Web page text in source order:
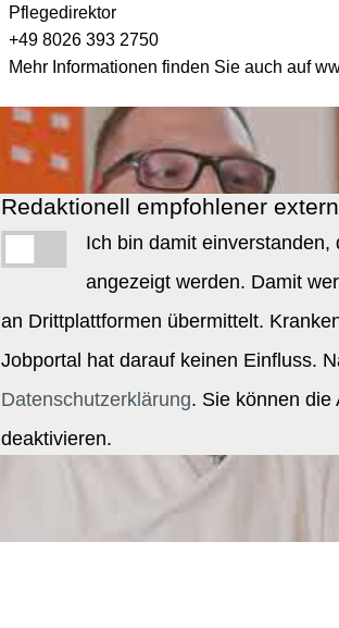
Pflegedirektor
+49 8026 393 2750
Mehr Informationen finden Sie auch auf
Redaktionell empfohlener
Ich bin damit
angezeigt werden. Damit
an Drittplattformen übermittelt.
Jobportal hat darauf keinen Einfluss.
Datenschutzerklärung. Sie können die
deaktivieren.